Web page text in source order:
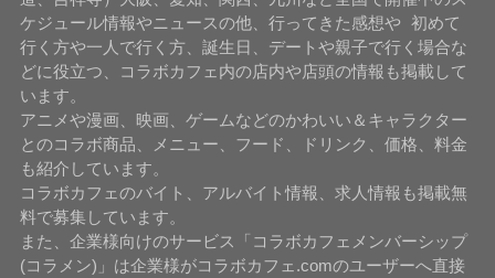
ケジュール情報やニュースの他、行ってきた感想や 初めて
行く方や一人で行く方、誕生日、デートや親子で行く場合な
どに役立つ、コラボカフェ内の店内や店頭の情報も掲載して
います。
アニメや漫画、映画、ゲームなどのかわいい＆キャラクター
とのコラボ商品、メニュー、フード、ドリンク、価格、料金
も紹介しています。
コラボカフェのバイト、アルバイト情報、求人情報も掲載無
料で募集しています。
また、企業様向けのサービス「コラボカフェメンバーシップ
(コラメン)」は企業様がコラボカフェ.comのユーザーへ直接